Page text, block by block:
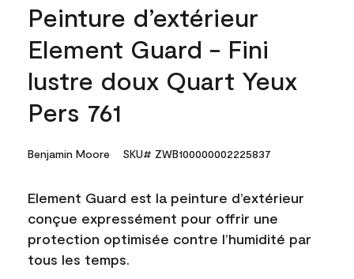
Peinture d’extérieur
Element Guard - Fini
lustre doux Quart Yeux
Pers 761
Benjamin Moore SKU# ZWB100000002225837
Element Guard est la peinture d’extérieur
conçue expressément pour offrir une
protection optimisée contre l’humidité par
tous les temps.